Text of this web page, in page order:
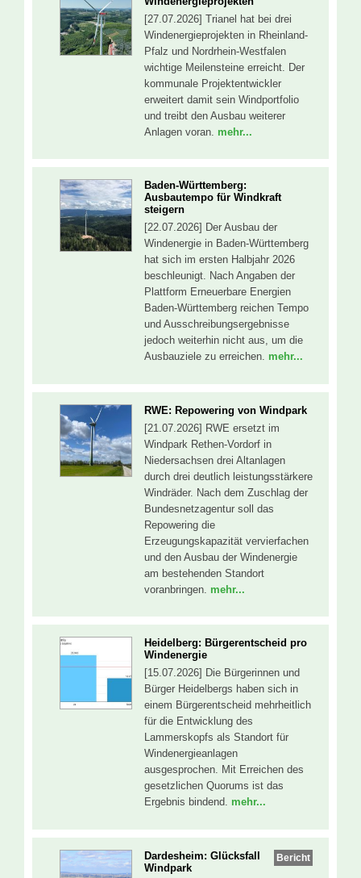
[27.07.2026] Trianel hat bei drei
Windenergieprojekten in Rheinland-
Pfalz und Nordrhein-Westfalen
wichtige Meilensteine erreicht. Der
kommunale Projektentwickler
erweitert damit sein Windportfolio
und treibt den Ausbau weiterer
Anlagen voran. mehr...
Baden-Württemberg:
Ausbautempo für Windkraft
steigern
[22.07.2026] Der Ausbau der
Windenergie in Baden-Württemberg
hat sich im ersten Halbjahr 2026
beschleunigt. Nach Angaben der
Plattform Erneuerbare Energien
Baden-Württemberg reichen Tempo
und Ausschreibungsergebnisse
jedoch weiterhin nicht aus, um die
Ausbauziele zu erreichen. mehr...
RWE: Repowering von Windpark
[21.07.2026] RWE ersetzt im
Windpark Rethen-Vordorf in
Niedersachsen drei Altanlagen
durch drei deutlich leistungsstärkere
Windräder. Nach dem Zuschlag der
Bundesnetzagentur soll das
Repowering die
Erzeugungskapazität vervierfachen
und den Ausbau der Windenergie
am bestehenden Standort
voranbringen. mehr...
Heidelberg: Bürgerentscheid pro
Windenergie
[15.07.2026] Die Bürgerinnen und
Bürger Heidelbergs haben sich in
einem Bürgerentscheid mehrheitlich
für die Entwicklung des
Lammerskopfs als Standort für
Windenergieanlagen
ausgesprochen. Mit Erreichen des
gesetzlichen Quorums ist das
Ergebnis bindend. mehr...
Bericht
Dardesheim: Glücksfall
Windpark